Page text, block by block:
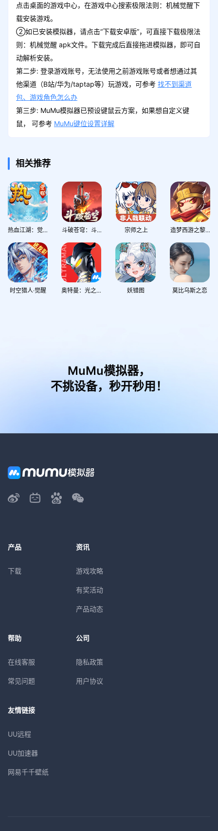
点击桌面的游戏中心，在游戏中心搜索极限法则：机械觉醒下
载安装游戏。
②如已安装模拟器，请点击“下载安卓版”，可直接下载极限法
则：机械觉醒 apk文件。下载完成后直接拖进模拟器，即可自
动解析安装。
第二步: 登录游戏账号，无法使用之前游戏账号或者想通过其
他渠道（B站/华为/taptap等）玩游戏，可参考 找不到渠道
包、游戏角色怎么办
第三步: MuMu模拟器已预设键鼠云方案，如果想自定义键
鼠， 可参考 MuMu键位设置详解
相关推荐
热血江湖：觉醒 斗破苍穹：斗帝之路 宗师之上 造梦西游之黎尤浩劫篇
时空猎人·觉醒 奥特曼：光之战士 妖错图 莫比乌斯之恋
MuMu模拟器，
不挑设备，秒开秒用！
产品
下载
资讯
游戏攻略
有奖活动
产品动态
帮助
在线客服
常见问题
公司
隐私政策
用户协议
友情链接
UU远程
UU加速器
网易千千壁纸